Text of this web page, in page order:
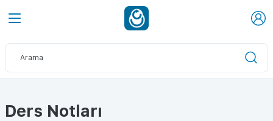
Ders Notları